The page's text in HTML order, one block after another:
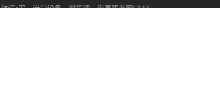
航运e家 港口设备 船货通 海事服务网CNSS